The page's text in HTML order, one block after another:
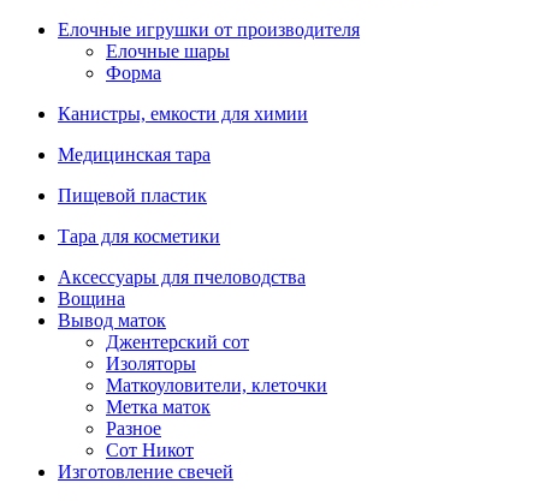
Елочные игрушки от производителя
Елочные шары
Форма
Канистры, емкости для химии
Медицинская тара
Пищевой пластик
Тара для косметики
Аксессуары для пчеловодства
Вощина
Вывод маток
Джентерский сот
Изоляторы
Маткоуловители, клеточки
Метка маток
Разное
Сот Никот
Изготовление свечей